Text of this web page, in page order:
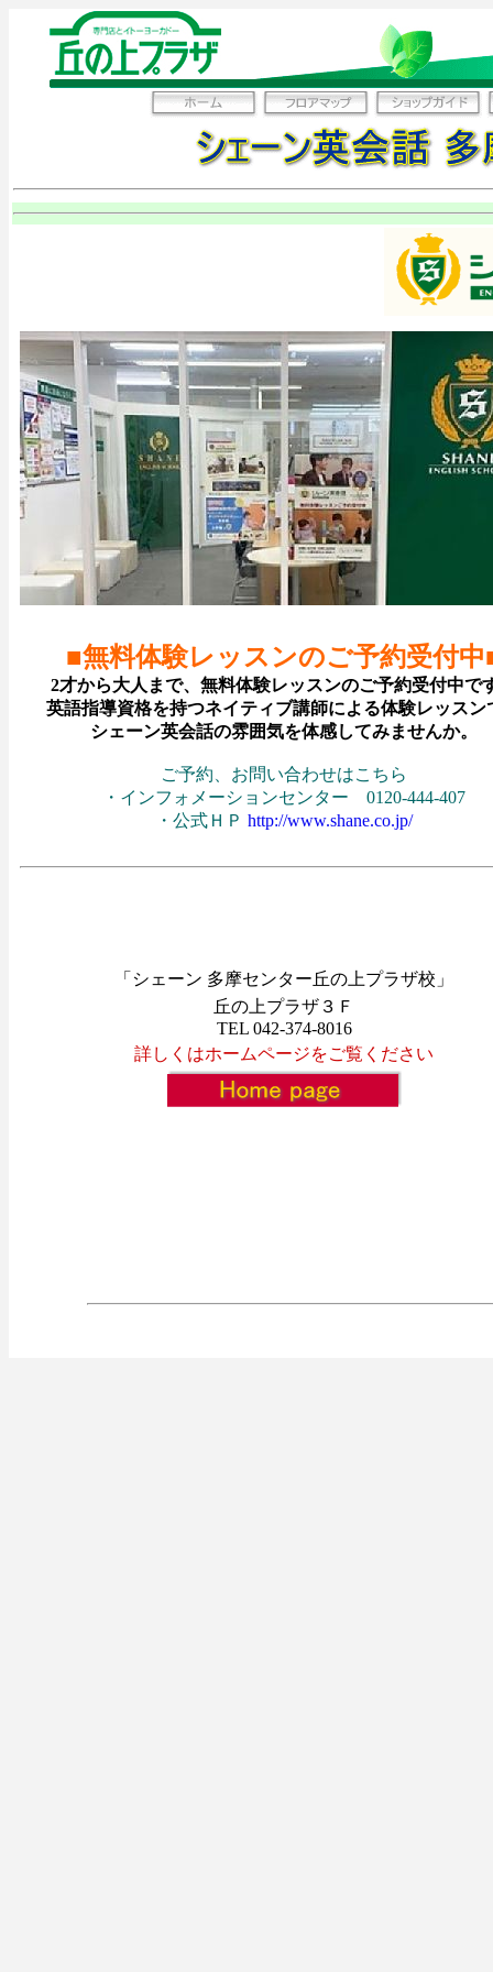
■無料体験レッスンのご予約受付中
2才から大人まで、無料体験レッスンのご予約受付中で
英語指導資格を持つネイティブ講師による体験レッスン
シェーン英会話の雰囲気を体感してみませんか。
ご予約、お問い合わせはこちら
・インフォメーションセンター 0120-444-407
・公式ＨＰ http://www.shane.co.jp/
「シェーン 多摩センター丘の上プラザ校」
丘の上プラザ３Ｆ
TEL 042-374-8016
詳しくはホームページをご覧ください